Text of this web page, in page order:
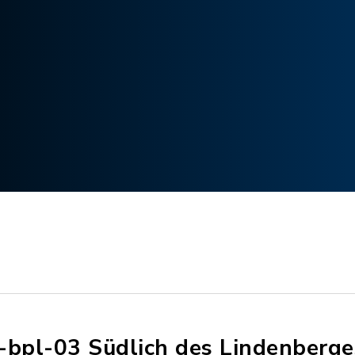
bpl-03 Südlich des